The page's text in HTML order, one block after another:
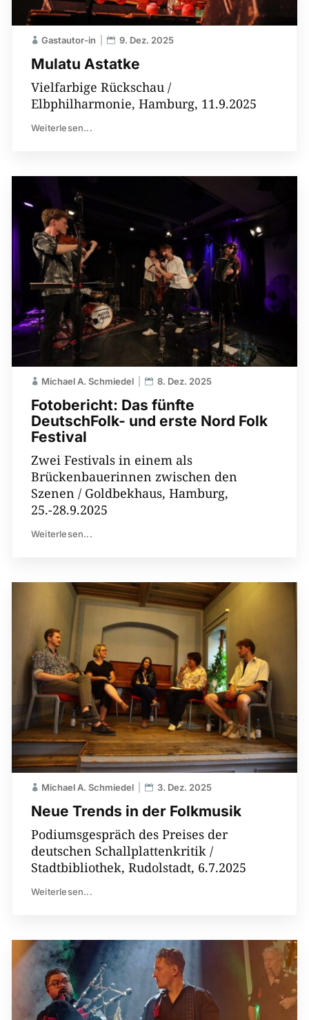
Mulatu Astatke
Gastautor-in 9. Dez. 2025
Vielfarbige Rückschau /
Elbphilharmonie, Hamburg, 11.9.2025
Weiterlesen...
Fotobericht: Das fünfte
DeutschFolk- und erste Nord Folk
Festival
Michael A. Schmiedel 8. Dez. 2025
Zwei Festivals in einem als
Brückenbauerinnen zwischen den
Szenen / Goldbekhaus, Hamburg,
25.-28.9.2025
Weiterlesen...
Neue Trends in der Folkmusik
Michael A. Schmiedel 3. Dez. 2025
Podiumsgespräch des Preises der
deutschen Schallplattenkritik /
Stadtbibliothek, Rudolstadt, 6.7.2025
Weiterlesen...